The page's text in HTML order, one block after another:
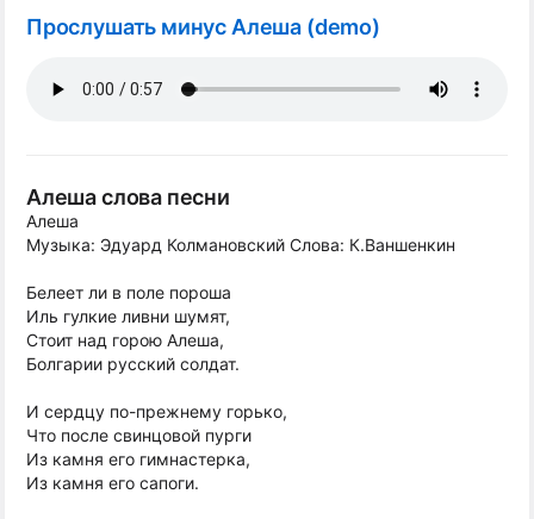
Прослушать минус Алеша (demo)
Алеша слова песни
Алеша
Музыка: Эдуард Колмановский Слова: К.Ваншенкин
Белеет ли в поле пороша
Иль гулкие ливни шумят,
Стоит над горою Алеша,
Болгарии русский солдат.
И сердцу по-прежнему горько,
Что после свинцовой пурги
Из камня его гимнастерка,
Из камня его сапоги.